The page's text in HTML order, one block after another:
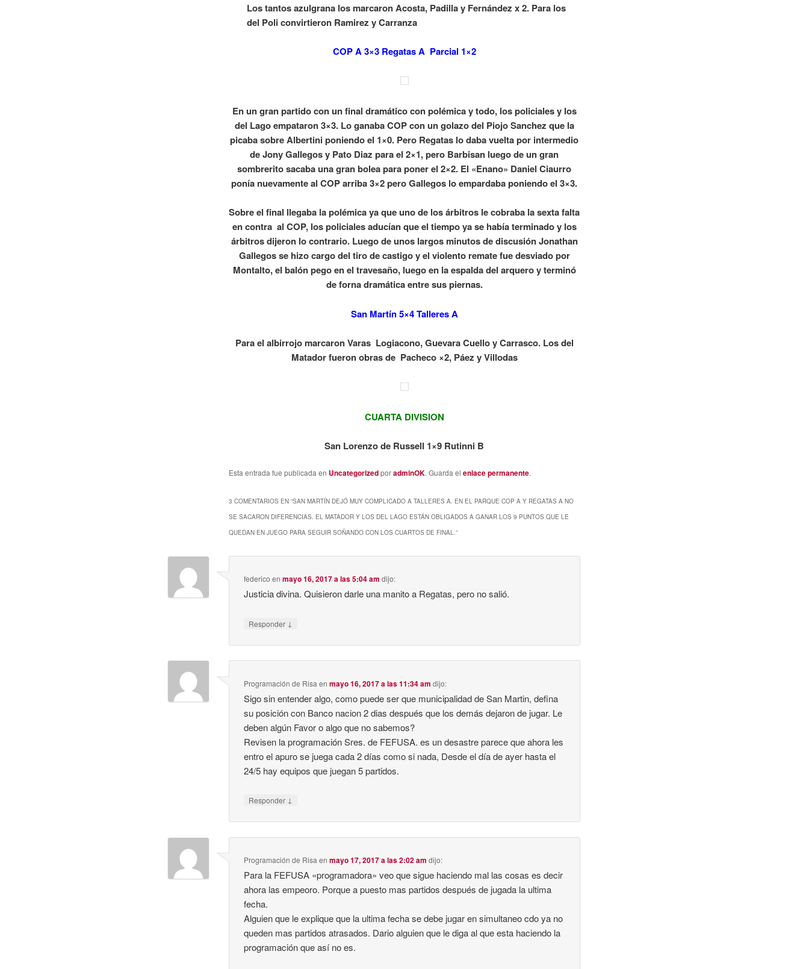
Los tantos azulgrana los marcaron Acosta, Padilla y Fernández x 2. Para los
del Poli convirtieron Ramirez y Carranza
COP A 3×3 Regatas A Parcial 1×2
En un gran partido con un final dramático con polémica y todo, los policiales y los
del Lago empataron 3×3. Lo ganaba COP con un golazo del Piojo Sanchez que la
picaba sobre Albertini poniendo el 1×0. Pero Regatas lo daba vuelta por intermedio
de Jony Gallegos y Pato Diaz para el 2×1, pero Barbisan luego de un gran
sombrerito sacaba una gran bolea para poner el 2×2. El «Enano» Daniel Ciaurro
ponía nuevamente al COP arriba 3×2 pero Gallegos lo empardaba poniendo el 3×3.
Sobre el final llegaba la polémica ya que uno de los árbitros le cobraba la sexta falta
en contra al COP, los policiales aducían que el tiempo ya se había terminado y los
árbitros dijeron lo contrario. Luego de unos largos minutos de discusión Jonathan
Gallegos se hizo cargo del tiro de castigo y el violento remate fue desviado por
Montalto, el balón pego en el travesaño, luego en la espalda del arquero y terminó
de forna dramática entre sus piernas.
San Martín 5×4 Talleres A
Para el albirrojo marcaron Varas Logiacono, Guevara Cuello y Carrasco. Los del
Matador fueron obras de Pacheco ×2, Páez y Villodas
CUARTA DIVISION
San Lorenzo de Russell 1×9 Rutinni B
Esta entrada fue publicada en UncategorizedporadminOK. Guarda el enlace permanente.
3 COMENTARIOS EN “SAN MARTÍN DEJÓ MUY COMPLICADO A TALLERES A. EN EL PARQUE COP A Y REGATAS A NO
SE SACARON DIFERENCIAS. EL MATADOR Y LOS DEL LAGO ESTÁN OBLIGADOS A GANAR LOS 9 PUNTOS QUE LE
QUEDAN EN JUEGO PARA SEGUIR SOÑANDO CON LOS CUARTOS DE FINAL. ”
federico enmayo 16, 2017 a las 5:04 am dijo:
Justicia divina. Quisieron darle una manito a Regatas, pero no salió.
Responder ↓
Programación de Risa enmayo 16, 2017 a las 11:34 am dijo:
Sigo sin entender algo, como puede ser que municipalidad de San Martin, defina
su posición con Banco nacion 2 dias después que los demás dejaron de jugar. Le
deben algún Favor o algo que no sabemos?
Revisen la programación Sres. de FEFUSA. es un desastre parece que ahora les
entro el apuro se juega cada 2 días como si nada, Desde el día de ayer hasta el
24/5 hay equipos que juegan 5 partidos.
Responder ↓
Programación de Risa enmayo 17, 2017 a las 2:02 am dijo:
Para la FEFUSA «programadora» veo que sigue haciendo mal las cosas es decir
ahora las empeoro. Porque a puesto mas partidos después de jugada la ultima
fecha.
Alguien que le explique que la ultima fecha se debe jugar en simultaneo cdo ya no
queden mas partidos atrasados. Dario alguien que le diga al que esta haciendo la
programación que así no es.